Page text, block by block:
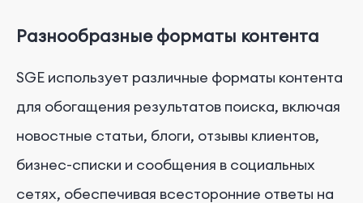
Разнообразные форматы контента
SGE использует различные форматы контента
для обогащения результатов поиска, включая
новостные статьи, блоги, отзывы клиентов,
бизнес-списки и сообщения в социальных
сетях, обеспечивая всесторонние ответы на